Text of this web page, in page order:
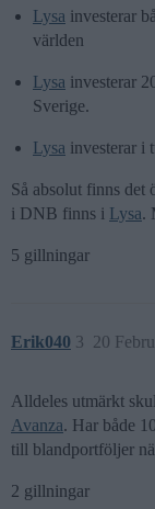
Lysa investerar
världen
Lysa investerar
Sverige.
Lysa investerar i
Så absolut finns det
i DNB finns i Lysa.
5 gillningar
Erik040 20
3
Alldeles utmärkt
Avanza. Har både
till blandportföljer
2 gillningar